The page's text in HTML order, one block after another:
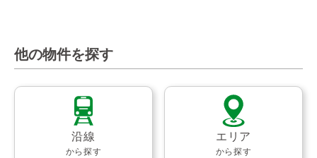
他の物件を探す
沿線
から探す
エリア
から探す